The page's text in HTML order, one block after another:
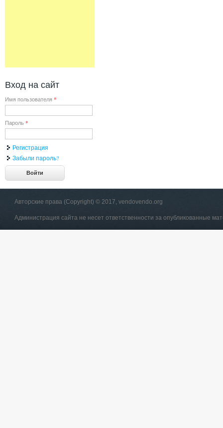
Вход на сайт
Имя пользователя *
Пароль *
Регистрация
Забыли пароль?
Авторские права (Copyright) © 2017, vendovendo.org
Администрация сайта не несет ответственности за опубликованные